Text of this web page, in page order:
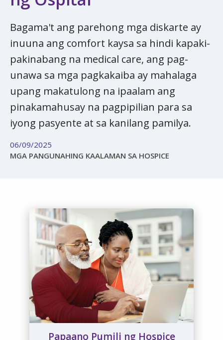
Bagama't ang parehong mga diskarte ay
inuuna ang comfort​​​​​​​ kaysa sa hindi kapaki-
pakinabang na medical care, ang pag-
unawa sa mga pagkakaiba ay mahalaga
upang makatulong na ipaalam ang
pinakamahusay na pagpipilian para sa
iyong pasyente at sa kanilang pamilya.
06/09/2025
MGA PANGUNAHING KAALAMAN SA HOSPICE
Papaano Pumili ng Hospice